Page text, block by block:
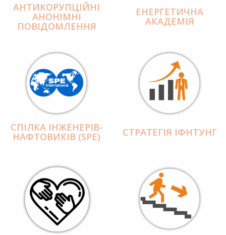
АНТИКОРУПЦІЙНІ
АНОНІМНІ
ПОВІДОМЛЕННЯ
ЕНЕРГЕТИЧНА
АКАДЕМІЯ
СПІЛКА ІНЖЕНЕРІВ-
НАФТОВИКІВ (SPE) СТРАТЕГІЯ ІФНТУНГ